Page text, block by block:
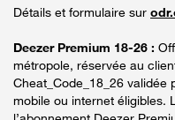
Détails et formulaire sur
Deezer Premium 18-26 :
métropole, réservée au
Cheat_Code_18_26 validée
mobile ou internet éligibles.